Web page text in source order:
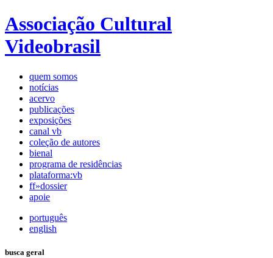
Associação Cultural
Videobrasil
quem somos
notícias
acervo
publicações
exposições
canal vb
coleção de autores
bienal
programa de residências
plataforma:vb
ff»dossier
apoie
português
english
busca geral